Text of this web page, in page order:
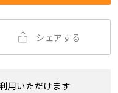
シェアする
用いただけます